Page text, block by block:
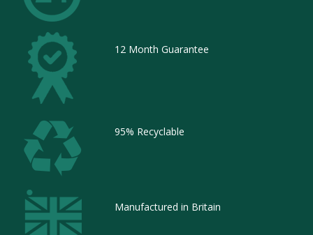
12 Month Guarantee
95% Recyclable
Manufactured in Britain